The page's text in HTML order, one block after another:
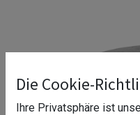
Die Cookie-
Ihre Privatsphäre ist